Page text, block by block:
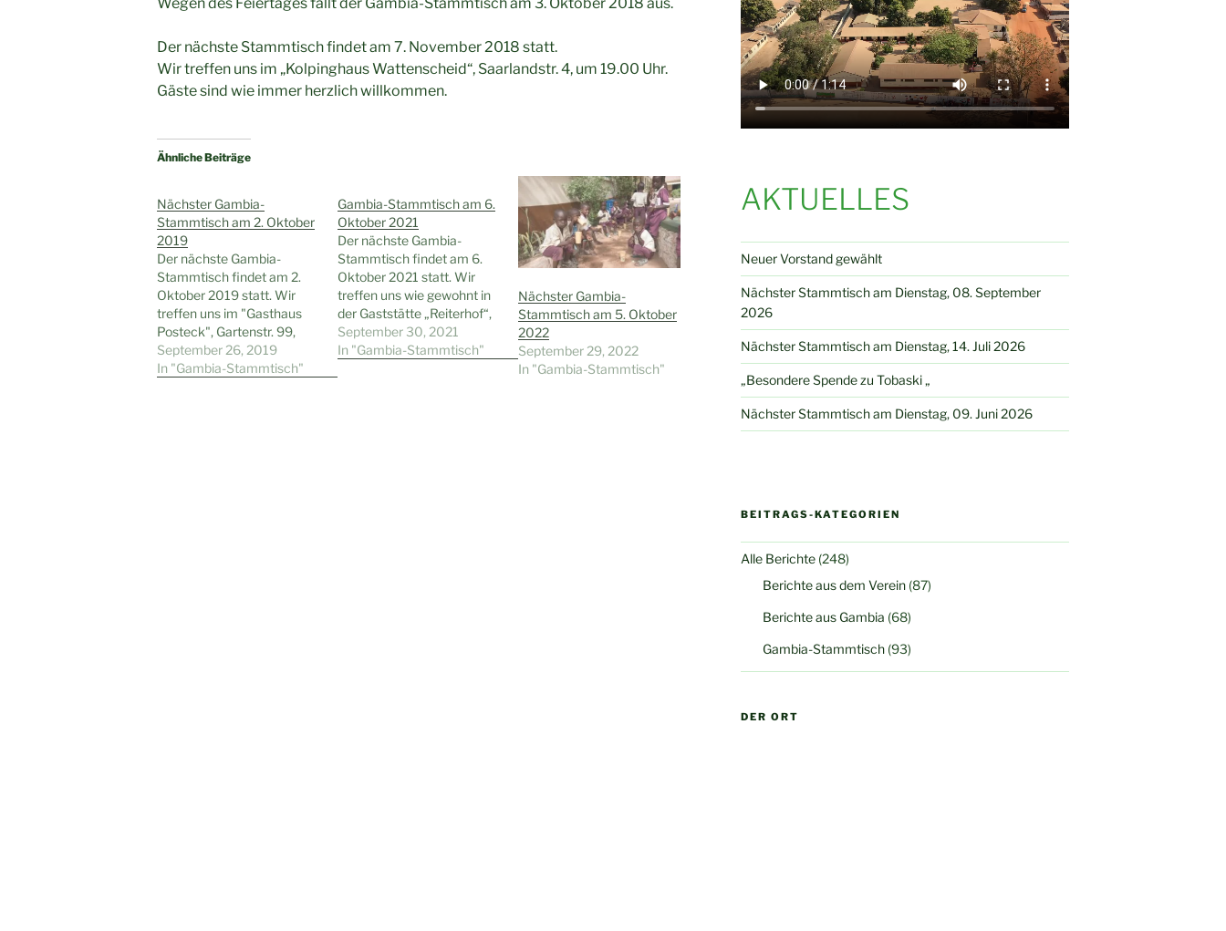
Der nächste Stammtisch findet am 7. November 2018 statt.
Wir treffen uns im „Kolpinghaus Wattenscheid“, Saarlandstr. 4, um 19.00 Uhr.
Gäste sind wie immer herzlich willkommen.
Ähnliche Beiträge
Nächster Gambia-
Stammtisch am 2. Oktober
2019
Der nächste Gambia-
Stammtisch findet am 2.
Oktober 2019 statt. Wir
treffen uns im "Gasthaus
Posteck", Gartenstr. 99,
Wattenscheid-Eppendorf,
um 19.00 Uhr. Gäste sind
September 26, 2019
In "Gambia-Stammtisch"
Gambia-Stammtisch am 6.
Oktober 2021
Der nächste Gambia-
Stammtisch findet am 6.
Oktober 2021 statt. Wir
treffen uns wie gewohnt in
der Gaststätte „Reiterhof“,
Reiterweg 22 in Höntrop um
19.00 Uhr. Gäste sind wie
September 30, 2021
In "Gambia-Stammtisch"
Nächster Gambia-
Stammtisch am 5. Oktober
2022
September 29, 2022
In "Gambia-Stammtisch"
AKTUELLES
Neuer Vorstand gewählt
Nächster Stammtisch am Dienstag, 08. September
2026
Nächster Stammtisch am Dienstag, 14. Juli 2026
„Besondere Spende zu Tobaski „
Nächster Stammtisch am Dienstag, 09. Juni 2026
BEITRAGS-KATEGORIEN
Alle Berichte (248)
Berichte aus dem Verein (87)
Berichte aus Gambia (68)
Gambia-Stammtisch (93)
DER ORT